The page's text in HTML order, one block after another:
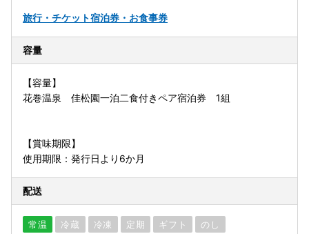
旅行・チケット宿泊券・お食事券
容量
【容量】
花巻温泉 佳松園一泊二食付きペア宿泊券 1組
【賞味期限】
使用期限：発行日より6か月
配送
常温 冷蔵 冷凍 定期 ギフト のし